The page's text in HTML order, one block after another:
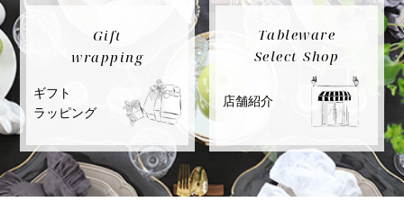
Gift
wrapping
ギフト
ラッピング
Tableware
Select Shop
店舗紹介